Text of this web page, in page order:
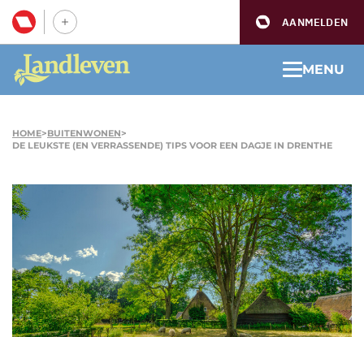
AANMELDEN
MENU
HOME>BUITENWONEN>
DE LEUKSTE (EN VERRASSENDE) TIPS VOOR EEN DAGJE IN DRENTHE